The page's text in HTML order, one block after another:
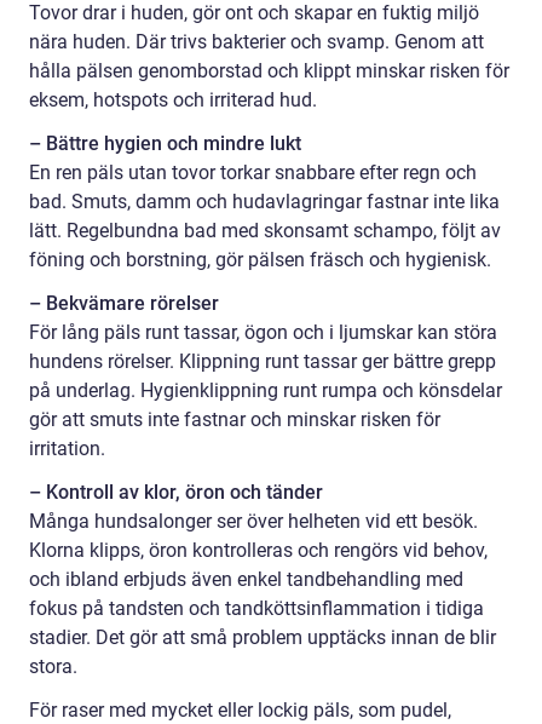
Tovor drar i huden, gör ont och skapar en fuktig miljö
nära huden. Där trivs bakterier och svamp. Genom att
hålla pälsen genomborstad och klippt minskar risken för
eksem, hotspots och irriterad hud.
– Bättre hygien och mindre lukt
En ren päls utan tovor torkar snabbare efter regn och
bad. Smuts, damm och hudavlagringar fastnar inte lika
lätt. Regelbundna bad med skonsamt schampo, följt av
föning och borstning, gör pälsen fräsch och hygienisk.
– Bekvämare rörelser
För lång päls runt tassar, ögon och i ljumskar kan störa
hundens rörelser. Klippning runt tassar ger bättre grepp
på underlag. Hygienklippning runt rumpa och könsdelar
gör att smuts inte fastnar och minskar risken för
irritation.
– Kontroll av klor, öron och tänder
Många hundsalonger ser över helheten vid ett besök.
Klorna klipps, öron kontrolleras och rengörs vid behov,
och ibland erbjuds även enkel tandbehandling med
fokus på tandsten och tandköttsinflammation i tidiga
stadier. Det gör att små problem upptäcks innan de blir
stora.
För raser med mycket eller lockig päls, som pudel,